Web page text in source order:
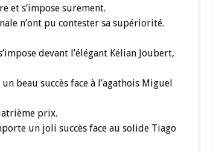
et s’impose surement.
n’ont pu contester sa supériorité.
devant l’élégant Kélian Joubert,
beau succès face à l’agathois Miguel
prix.
un joli succès face au solide Tiago